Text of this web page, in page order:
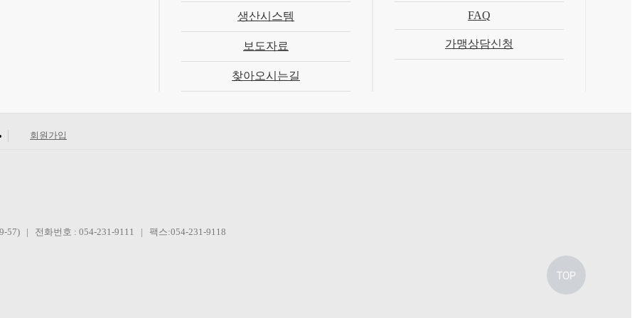
생산시스템
보도자료
찾아오시는길
FAQ
가맹상담신청
회원가입
57) | 전화번호 : 054-231-9111 | 팩스:054-231-9118